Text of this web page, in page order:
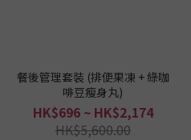
餐後管理套裝 (排便果凍 + 綠咖
啡豆瘦身丸)
HK$696 ~ HK$2,174
HK$5,600.00